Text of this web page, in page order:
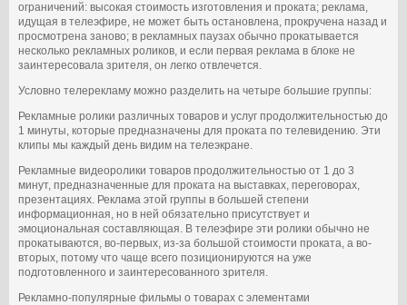
ограничений: высокая стоимость изготовления и проката; реклама,
идущая в телеэфире, не может быть остановлена, прокручена назад и
просмотрена заново; в рекламных паузах обычно прокатывается
несколько рекламных роликов, и если первая реклама в блоке не
заинтересовала зрителя, он легко отвлечется.
Условно телерекламу можно разделить на четыре большие группы:
Рекламные ролики различных товаров и услуг продолжительностью до
1 минуты, которые предназначены для проката по телевидению. Эти
клипы мы каждый день видим на телеэкране.
Рекламные видеоролики товаров продолжительностью от 1 до 3
минут, предназначенные для проката на выставках, переговорах,
презентациях. Реклама этой группы в большей степени
информационная, но в ней обязательно присутствует и
эмоциональная составляющая. В телеэфире эти ролики обычно не
прокатываются, во-первых, из-за большой стоимости проката, а во-
вторых, потому что чаще всего позиционируются на уже
подготовленного и заинтересованного зрителя.
Рекламно-популярные фильмы о товарах с элементами